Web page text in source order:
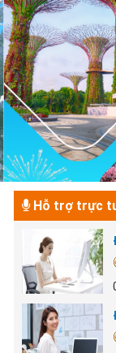
Hỗ trợ trực